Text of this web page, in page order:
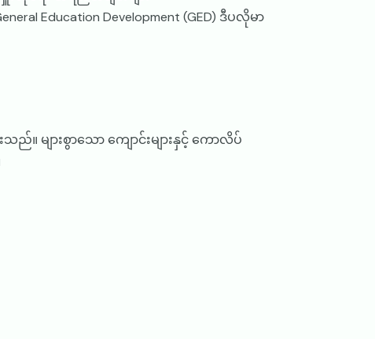
Education Development (GED) ဒီပလိုမာ
ည်။ များစွာသော ကျောင်းများနှင့် ကောလိပ်